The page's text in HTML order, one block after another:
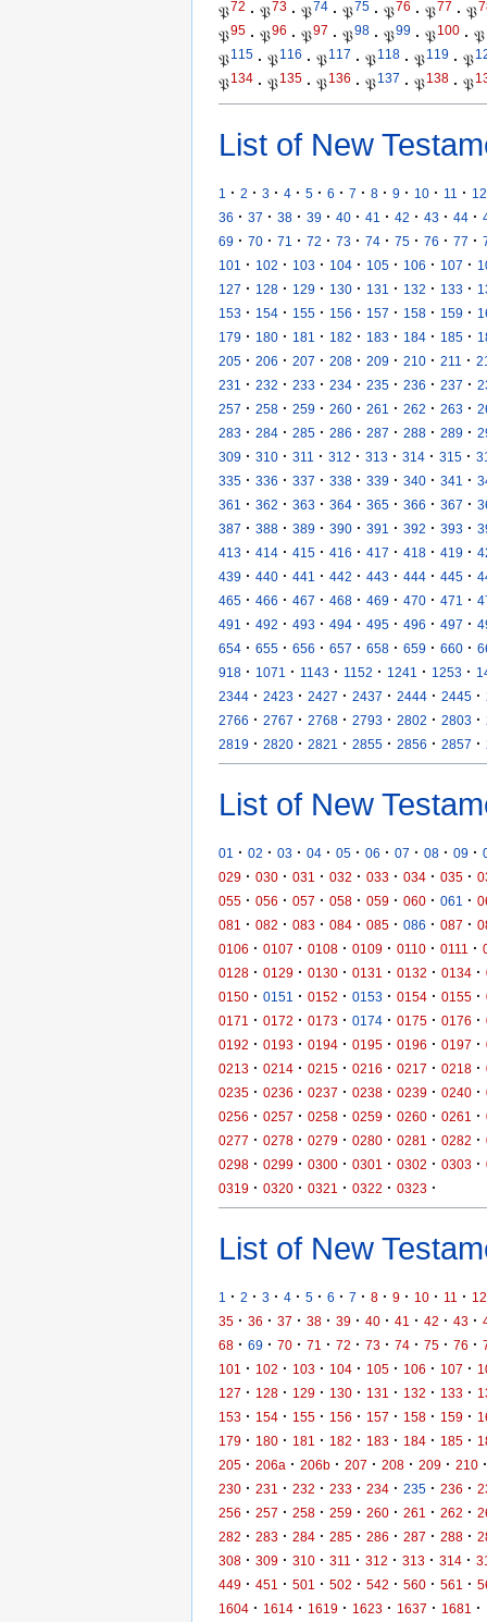
𝔓72 · 𝔓73 · 𝔓74 · 𝔓75 · 𝔓76 · 𝔓77 · 𝔓
𝔓95 · 𝔓96 · 𝔓97 · 𝔓98 · 𝔓99 · 𝔓100 · 𝔓
𝔓115 · 𝔓116 · 𝔓117 · 𝔓118 · 𝔓119 · 𝔓
𝔓134 · 𝔓135 · 𝔓136 · 𝔓137 · 𝔓138 · 𝔓
List of New
1 · 2 · 3 · 4 · 5 · 6 · 7 · 8 · 9 · 10 · 11 · 12
36 · 37 · 38 · 39 · 40 · 41 · 42 · 43 · 44 ·
69 · 70 · 71 · 72 · 73 · 74 · 75 · 76 · 77 ·
101
· 102 · 103 · 104 · 105 · 106 · 107 ·
127 · 128 · 129 · 130 · 131 · 132 · 133 ·
153 · 154 · 155 · 156 · 157 · 158 · 159 ·
179 · 180 · 181 · 182 · 183 · 184 · 185 ·
205 · 206 · 207 · 208 · 209 · 210 · 211 ·
231
· 232 · 233 · 234 · 235 · 236 · 237 ·
257 · 258 · 259 · 260 · 261 · 262 · 263 ·
283 · 284 · 285 · 286 · 287 · 288 · 289 ·
309 · 310 · 311 · 312 · 313 · 314 · 315 ·
335 · 336 · 337 · 338 · 339 · 340 · 341 ·
361
· 362 · 363 · 364 · 365 · 366 · 367 ·
387 · 388 · 389 · 390 · 391 · 392 · 393 ·
413 · 414 · 415 · 416 · 417 · 418 · 419 ·
439 · 440 · 441 · 442 · 443 · 444 · 445 ·
465 · 466 · 467 · 468 · 469 · 470 · 471 ·
491
· 492 · 493 · 494 · 495 · 496 · 497 ·
654 · 655 · 656 · 657 · 658 · 659 · 660 ·
918 · 1071 · 1143 · 1152 · 1241 · 1253 ·
2344 · 2423 · 2427 · 2437 · 2444 · 2445 ·
2766 · 2767 · 2768 · 2793 · 2802 · 2803 ·
2819 · 2820 · 2821 · 2855 · 2856 · 2857 ·
List of New
01 · 02 · 03 · 04 · 05 · 06 · 07 · 08 · 09 ·
029 · 030 · 031 · 032 · 033 · 034 · 035 ·
055 · 056 · 057 · 058 · 059 · 060 · 061 ·
081
· 082 · 083 · 084 · 085 · 086 · 087 ·
0106 · 0107 · 0108 · 0109 · 0110 · 0111 ·
0128 · 0129 · 0130 · 0131 · 0132 · 0134 ·
0150 · 0151 · 0152 · 0153 · 0154 · 0155 ·
0171
· 0172 · 0173 · 0174 · 0175 · 0176 ·
0192 · 0193 · 0194 · 0195 · 0196 · 0197 ·
0213 · 0214 · 0215 · 0216 · 0217 · 0218 ·
0235 · 0236 · 0237 · 0238 · 0239 · 0240 ·
0256 · 0257 · 0258 · 0259 · 0260 · 0261 ·
0277 · 0278 · 0279 · 0280 · 0281 · 0282 ·
0298 · 0299 · 0300 · 0301 · 0302 · 0303 ·
0319 · 0320 · 0321 · 0322 · 0323 ·
List of New
1 · 2 · 3 · 4 · 5 · 6 · 7 · 8 · 9 · 10 · 11 · 12
35 · 36 · 37 · 38 · 39 · 40 · 41 · 42 · 43 ·
68 · 69 · 70 · 71 · 72 · 73 · 74 · 75 · 76 ·
101
· 102 · 103 · 104 · 105 · 106 · 107 ·
127 · 128 · 129 · 130 · 131 · 132 · 133 ·
153 · 154 · 155 · 156 · 157 · 158 · 159 ·
179 · 180 · 181 · 182 · 183 · 184 · 185 ·
205 · 206a · 206b · 207 · 208 · 209 · 210 ·
230 · 231 · 232 · 233 · 234 · 235 · 236 ·
256 · 257 · 258 · 259 · 260 · 261 · 262 ·
282 · 283 · 284 · 285 · 286 · 287 · 288 ·
308 · 309 · 310 · 311 · 312 · 313 · 314 ·
449 · 451 · 501 · 502 · 542 · 560 · 561 ·
1604 · 1614 · 1619 · 1623 · 1637 · 1681 ·